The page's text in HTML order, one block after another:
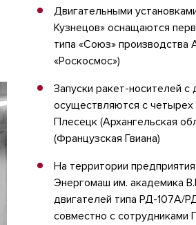
Двигательными
Кузнецов» оснащаются
типа «Союз» производства
«Роскосмос»)
Запуски ракет-носителей
осуществляются с четырех
Плесецк (Архангельская
(Французская Гвиана)
На территории
Энергомаш им. академика
двигателей типа РД-107А/
совместно с